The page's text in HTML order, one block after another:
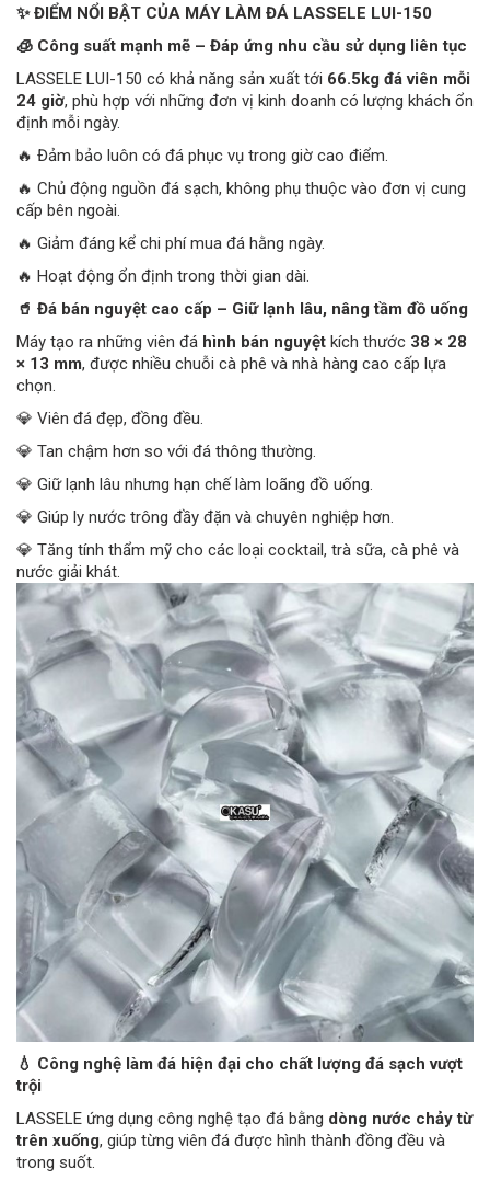
✨ ĐIỂM NỔI BẬT CỦA MÁY LÀM ĐÁ LASSELE LUI-150
🧊 Công suất mạnh mẽ – Đáp ứng nhu cầu sử dụng liên tục
LASSELE LUI-150 có khả năng sản xuất tới 66.5kg đá viên mỗi
24 giờ, phù hợp với những đơn vị kinh doanh có lượng khách ổn
định mỗi ngày.
🔥 Đảm bảo luôn có đá phục vụ trong giờ cao điểm.
🔥 Chủ động nguồn đá sạch, không phụ thuộc vào đơn vị cung
cấp bên ngoài.
🔥 Giảm đáng kể chi phí mua đá hằng ngày.
🔥 Hoạt động ổn định trong thời gian dài.
🥤 Đá bán nguyệt cao cấp – Giữ lạnh lâu, nâng tầm đồ uống
Máy tạo ra những viên đá hình bán nguyệt kích thước 38 × 28
× 13 mm, được nhiều chuỗi cà phê và nhà hàng cao cấp lựa
chọn.
💎 Viên đá đẹp, đồng đều.
💎 Tan chậm hơn so với đá thông thường.
💎 Giữ lạnh lâu nhưng hạn chế làm loãng đồ uống.
💎 Giúp ly nước trông đầy đặn và chuyên nghiệp hơn.
💎 Tăng tính thẩm mỹ cho các loại cocktail, trà sữa, cà phê và
nước giải khát.
💧 Công nghệ làm đá hiện đại cho chất lượng đá sạch vượt
trội
LASSELE ứng dụng công nghệ tạo đá bằng dòng nước chảy từ
trên xuống, giúp từng viên đá được hình thành đồng đều và
trong suốt.